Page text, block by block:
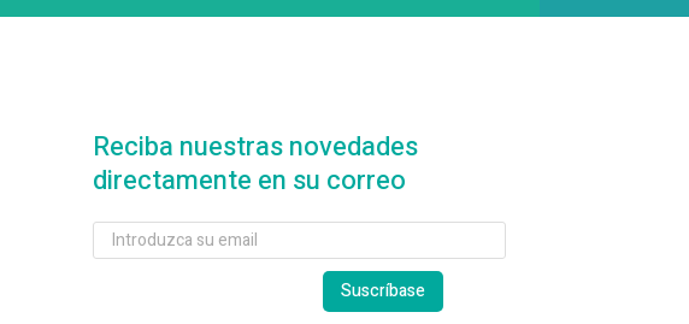
Reciba nuestras novedades
directamente en su correo